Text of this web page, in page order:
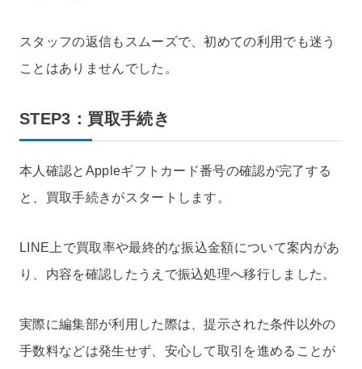
スタッフの返信もスムーズで、初めての利用でも迷う
ことはありませんでした。
STEP3：買取手続き
本人確認とAppleギフトカード番号の確認が完了する
と、買取手続きがスタートします。
LINE上で買取率や最終的な振込金額について案内があ
り、内容を確認したうえで振込処理へ移行しました。
実際に編集部が利用した際は、提示された条件以外の
手数料などは発生せず、安心して取引を進めることが